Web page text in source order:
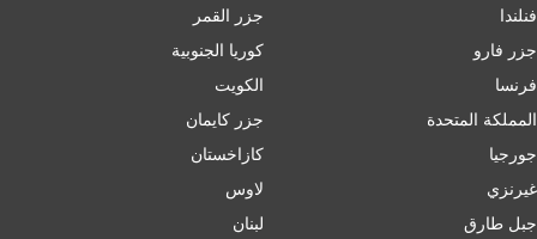
فنلندا
جزر فارو
فرنسا
المملكة المتحدة
جورجيا
غيرنزي
جبل طارق
جزر القمر
كوريا الجنوبية
الكويت
جزر كايمان
كازاخستان
لاوس
لبنان